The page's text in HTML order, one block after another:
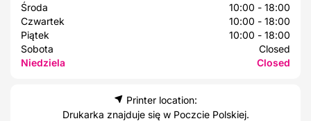
Środa
10:00 - 18:00
Czwartek
10:00 - 18:00
Piątek
10:00 - 18:00
Sobota
Closed
Niedziela
Closed
Printer location:
Drukarka znajduje się w Poczcie Polskiej.